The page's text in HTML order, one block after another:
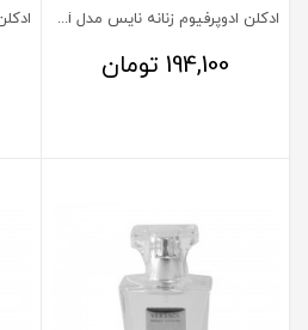
ادکلن ادوپرفیوم زنانه نایس مدل Ricci Ricci حجم 85 میلی لیتر
194,100 تومان